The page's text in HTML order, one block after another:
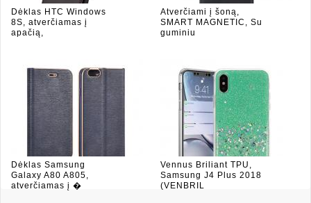
Dėklas HTC Windows
8S, atverčiamas į
apačią,
Atverčiami į šoną,
SMART MAGNETIC, Su
guminiu
Dėklas Samsung
Galaxy A80 A805,
atverčiamas į �
Vennus Briliant TPU,
Samsung J4 Plus 2018
(VENBRIL